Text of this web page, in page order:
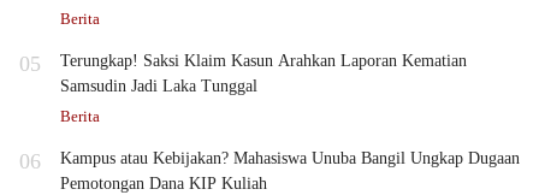
Berita
05
Terungkap! Saksi Klaim Kasun Arahkan Laporan Kematian
Samsudin Jadi Laka Tunggal
Berita
06
Kampus atau Kebijakan? Mahasiswa Unuba Bangil Ungkap Dugaan
Pemotongan Dana KIP Kuliah